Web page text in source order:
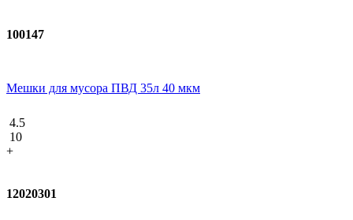
100147
Мешки для мусора ПВД 35л 40 мкм
4.5
10
+
12020301